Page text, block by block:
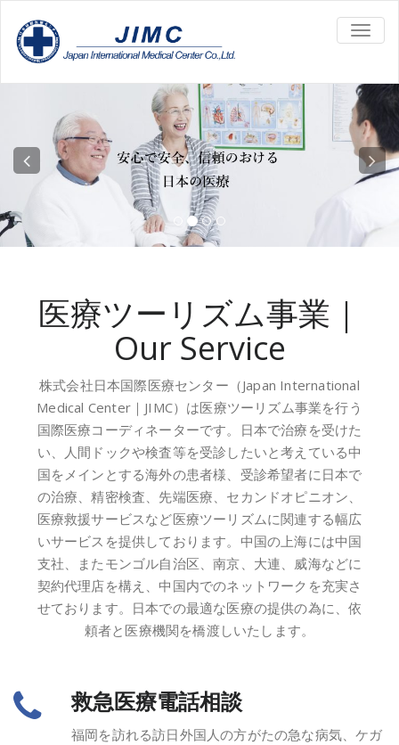
医療ツーリズム事業｜
Our Service
株式会社日本国際医療センター（Japan International
Medical Center｜JIMC）は医療ツーリズム事業を行う
国際医療コーディネーターです。日本で治療を受けた
い、人間ドックや検査等を受診したいと考えている中
国をメインとする海外の患者様、受診希望者に日本で
の治療、精密検査、先端医療、セカンドオピニオン、
医療救援サービスなど医療ツーリズムに関連する幅広
いサービスを提供しております。中国の上海には中国
支社、またモンゴル自治区、南京、大連、威海などに
契約代理店を構え、中国内でのネットワークを充実さ
せております。日本での最適な医療の提供の為に、依
頼者と医療機関を橋渡しいたします。
救急医療電話相談
福岡を訪れる訪日外国人の方がたの急な病気、ケガ